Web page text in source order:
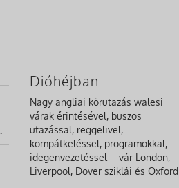
Dióhéjban
Nagy angliai körutazás walesi
várak érintésével, buszos
utazással, reggelivel,
kompátkeléssel, programokkal,
idegenvezetéssel – vár London,
Liverpool, Dover sziklái és Oxford